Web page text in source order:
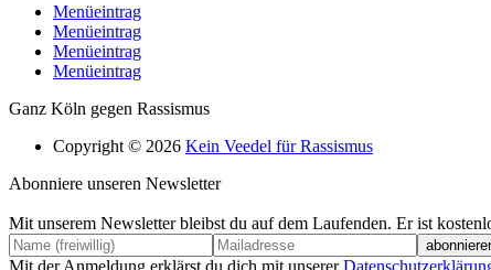
Menüeintrag
Menüeintrag
Menüeintrag
Menüeintrag
Ganz Köln gegen Rassismus
Copyright © 2026 Kein Veedel für Rassismus
Abonniere unseren Newsletter
Mit unserem Newsletter bleibst du auf dem Laufenden. Er ist
Mit der Anmeldung erklärst du dich mit unserer